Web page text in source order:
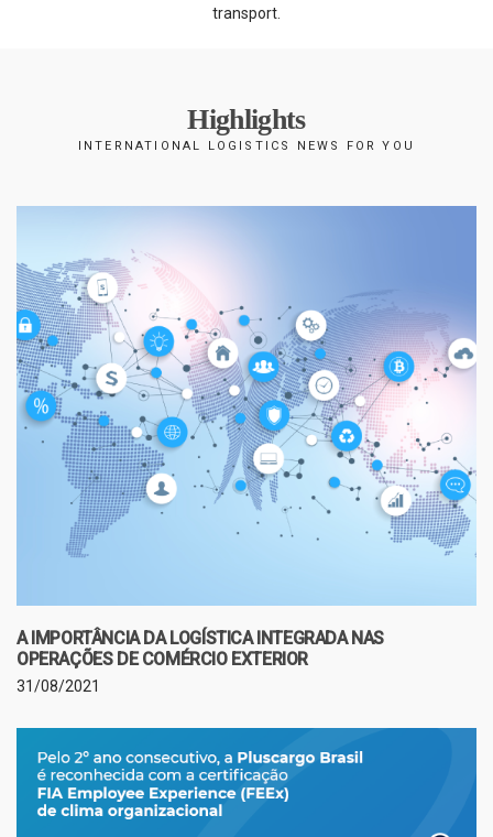
transport.
Highlights
INTERNATIONAL LOGISTICS NEWS FOR YOU
A IMPORTÂNCIA DA LOGÍSTICA INTEGRADA NAS
OPERAÇÕES DE COMÉRCIO EXTERIOR
31/08/2021